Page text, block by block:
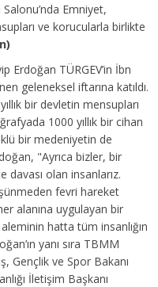
Emniyet,
ve korucularla birlikte
Erdoğan TÜRGEV’in İbn
geleneksel iftarına katıldı.
bir devletin mensupları
1000 yıllık bir cihan
bir medeniyetin de
"Ayrıca bizler, bir
olan insanlarız.
fevri hareket
alanına uygulayan bir
hatta tüm insanlığın
yanı sıra TBMM
Gençlik ve Spor Bakanı
İletişim Başkanı